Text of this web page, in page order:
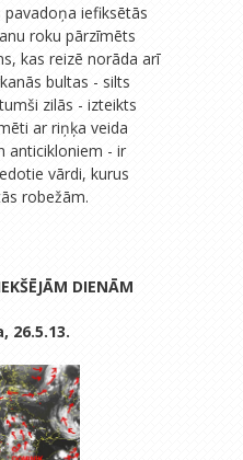
pavadoņa iefiksētās
roku pārzīmēts
kas reizē norāda arī
bultas - silts
zilās - izteikts
ar riņķa veida
anticikloniem - ir
vārdi, kurus
robežām.
DIENĀM
26.5.13.